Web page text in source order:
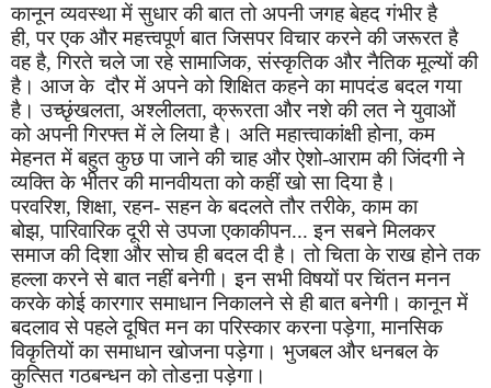
कानून व्यवस्था में सुधार की बात तो अपनी जगह बेहद गंभीर है
ही,पर एक और महत्त्वपूर्ण बात जिसपर विचार करने की जरूरत है
वह है,गिरते चले जा रहे सामाजिक,संस्कृतिक और नैतिक मूल्यों की
है। आज के दौर में अपने को शिक्षित कहने का मापदंड बदल गया
है। उच्छृंखलता, अश्लीलता,क्रूरता और नशे की लत ने युवाओं
को अपनी गिरफ्त में ले लिया है। अति महात्त्वाकांक्षी होना,कम
मेहनत में बहुत कुछ पा जाने की चाह और ऐशो-आराम की जिंदगी ने
व्यक्ति के भीतर की मानवीयता को कहीं खो सा दिया है।
परवरिश,शिक्षा,रहन- सहन के बदलते तौर तरीके,काम का
बोझ,पारिवारिक दूरी से उपजा एकाकीपन... इन सबने मिलकर
समाज की दिशा और सोच ही बदल दी है। तो चिता के राख होने तक
हल्ला करने से बात नहीं बनेगी। इन सभी विषयों पर चिंतन मनन
करके कोई कारगार समाधान निकालने से ही बात बनेगी। कानून में
बदलाव से पहले दूषित मन का परिस्कार करना पड़ेगा,मानसिक
विकृतियों का समाधान खोजना पड़ेगा। भुजबल और धनबल के
कुत्सित गठबन्धन को तोडऩा पड़ेगा।